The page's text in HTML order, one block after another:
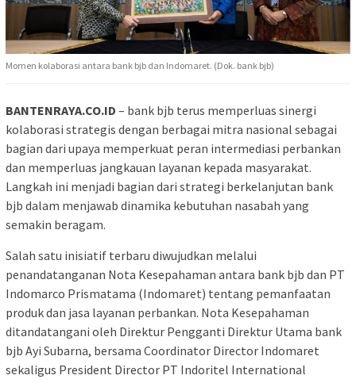
Momen kolaborasi antara bank bjb dan Indomaret. (Dok. bank bjb)
BANTENRAYA.CO.ID – bank bjb terus memperluas sinergi
kolaborasi strategis dengan berbagai mitra nasional sebagai
bagian dari upaya memperkuat peran intermediasi perbankan
dan memperluas jangkauan layanan kepada masyarakat.
Langkah ini menjadi bagian dari strategi berkelanjutan bank
bjb dalam menjawab dinamika kebutuhan nasabah yang
semakin beragam.
Salah satu inisiatif terbaru diwujudkan melalui
penandatanganan Nota Kesepahaman antara bank bjb dan PT
Indomarco Prismatama (Indomaret) tentang pemanfaatan
produk dan jasa layanan perbankan. Nota Kesepahaman
ditandatangani oleh Direktur Pengganti Direktur Utama bank
bjb Ayi Subarna, bersama Coordinator Director Indomaret
sekaligus President Director PT Indoritel International